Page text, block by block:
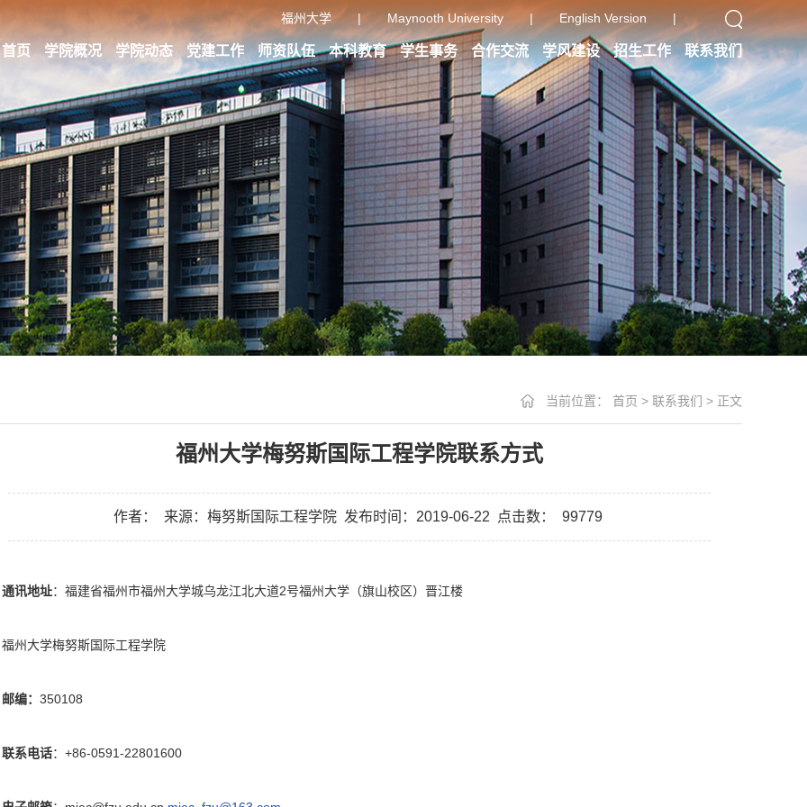
福州大学 | Maynooth University | English Version |
首页 学院概况 学院动态 党建工作 师资队伍 本科教育 学生事务 合作交流 学风建设 招生工作 联系我们
当前位置： 首页 > 联系我们 > 正文
福州大学梅努斯国际工程学院联系方式
作者： 来源：梅努斯国际工程学院 发布时间：2019-06-22 点击数： 99779
通讯地址：福建省福州市福州大学城乌龙江北大道2号福州大学（旗山校区）晋江楼
福州大学梅努斯国际工程学院
邮编： 350108
联系电话：+86-0591-22801600